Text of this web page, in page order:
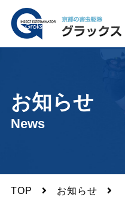
お知らせ
News
TOP お知らせ